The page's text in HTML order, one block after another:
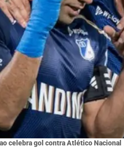
celebra gol contra Atlético Nacional